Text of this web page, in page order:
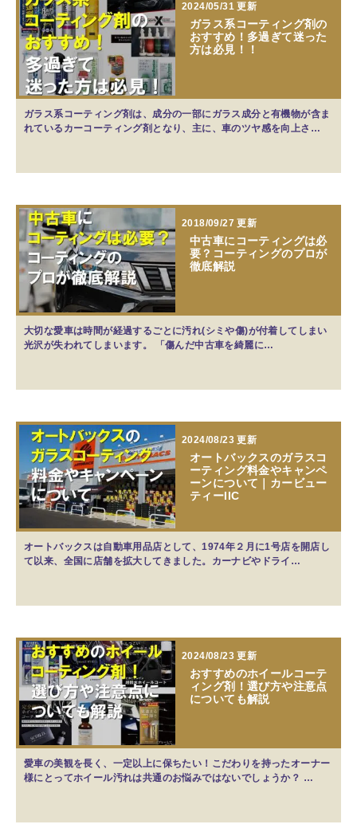
2024/05/31 更新
ガラス系コーティング剤の
おすすめ！多過ぎて迷った
方は必見！！
ガラス系コーティング剤は、成分の一部にガラス成分と有機物が含ま
れているカーコーティング剤となり、主に、車のツヤ感を向上さ…
2018/09/27 更新
中古車にコーティングは必
要？コーティングのプロが
徹底解説
大切な愛車は時間が経過するごとに汚れ(シミや傷)が付着してしまい
光沢が失われてしまいます。 「傷んだ中古車を綺麗に…
2024/08/23 更新
オートバックスのガラスコ
ーティング料金やキャンペ
ーンについて｜カービュー
ティーIIC
オートバックスは自動車用品店として、1974年２月に1号店を開店し
て以来、全国に店舗を拡大してきました。カーナビやドライ…
2024/08/23 更新
おすすめのホイールコーテ
ィング剤！選び方や注意点
についても解説
愛車の美観を長く、一定以上に保ちたい！こだわりを持ったオーナー
様にとってホイール汚れは共通のお悩みではないでしょうか？ …